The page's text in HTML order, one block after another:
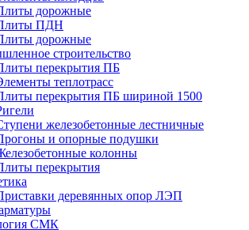
дорожные
ПДН
дорожные
строительство
перекрытия ПБ
теплотрасс
перекрытия ПБ шириной 1500
железобетонные лестничные
и опорные подушки
колонны
перекрытия
деревянных опор ЛЭП
СМК